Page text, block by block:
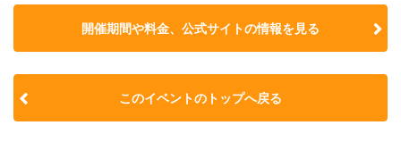
開催期間や料金、公式サイトの情報を見る
このイベントのトップへ戻る